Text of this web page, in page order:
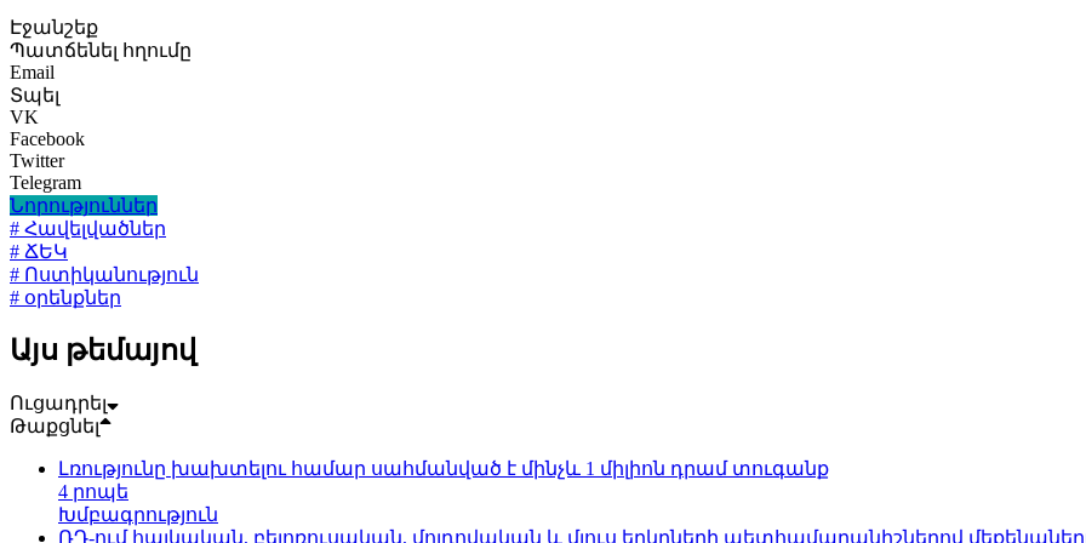
Էջանշեք
Պատճենել հղումը
Email
Տպել
VK
Facebook
Twitter
Telegram
Նորություններ
# Հավելվածներ
# ՃԵԿ
# Ոստիկանություն
# օրենքներ
Այս թեմայով
Ուցադրել
Թաքցնել
Լռությունը խախտելու համար սահմանված է մինչև 1 միլիոն դրամ տուգանք
4 րոպե
Խմբագրություն
ՌԴ-ում հայկական, բելոռուսական, մոլդովական և մյուս երկրների պետհամարանիշներով